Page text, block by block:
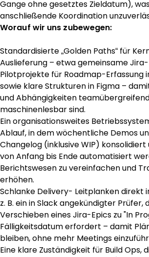
Gange ohne gesetztes Zieldatum),
anschließende Koordination
Worauf wir uns zubewegen:
Standardisierte „Golden Paths“ für
Auslieferung – etwa gemeinsame
Pilotprojekte für Roadmap-Erfassung
sowie klare Strukturen in Figma –
und Abhängigkeiten
maschinenlesbar sind.
Ein organisationsweites
Ablauf, in dem wöchentliche Demos
Changelog (inklusive WIP) konsolidiert
von Anfang bis Ende automatisiert
Berichtswesen zu vereinfachen und
erhöhen.
Schlanke Delivery- Leitplanken direkt
z. B. ein in Slack angekündigter Prüfer,
Verschieben eines Jira-Epics zu "In
Fälligkeitsdatum erfordert – damit
bleiben, ohne mehr Meetings
Eine klare Zuständigkeit für Build Ops,